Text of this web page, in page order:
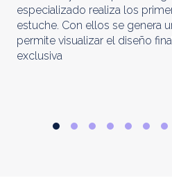
especializado realiza los
estuche. Con ellos se genera
permite visualizar el diseño
exclusiva